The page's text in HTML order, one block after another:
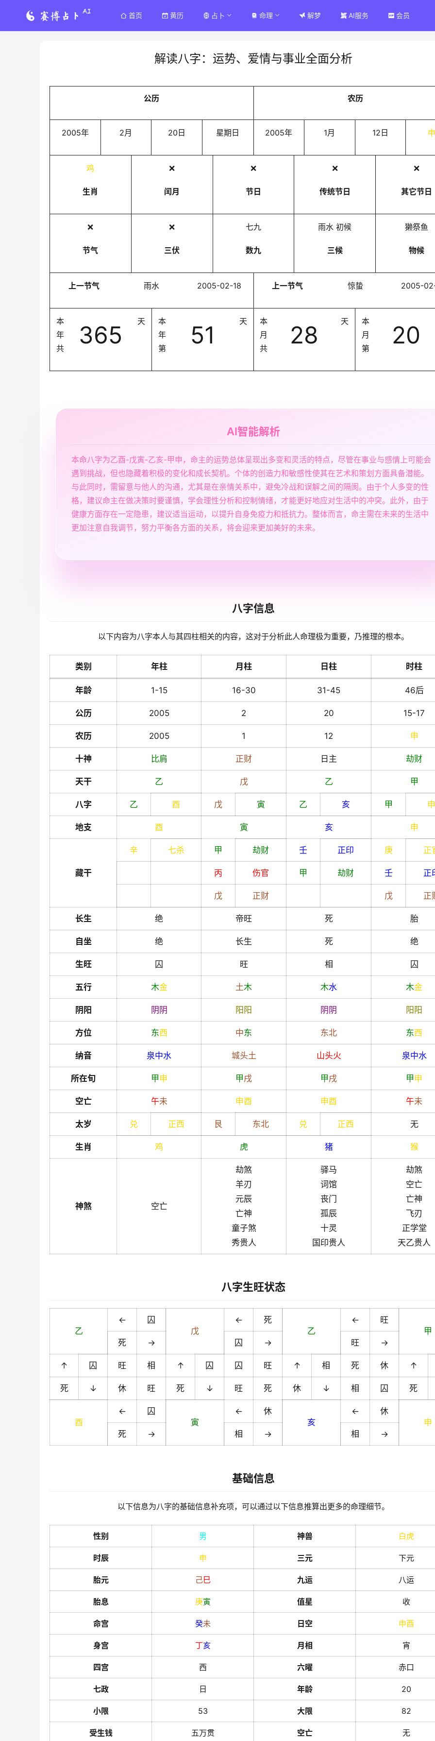
首页 黄历 占卜 命理 解梦 AI服务 会员
解读八字：运势、爱情与事业全面分析
公历
2005年 2月 20日 星期日
农历
2005年 1月 12日 申
鸡
生肖
❌
闰月
❌
节日
❌
传统节日
❌
其它节日
❌
节气
❌
三伏
七九
数九
雨水 初候
三候
獭祭鱼
物候
上一节气 雨水 2005-02-18 上一节气 惊蛰 2005-
本
年
共
365 天
本
年
第
51 天
本
月
共
28 天
本
月
第
20
AI智能解析
本命八字为乙酉-戊寅-乙亥-甲申，命主的运势总体呈现出多变和灵活的特点，尽管在事业与感情上可能会
遇到挑战，但也隐藏着积极的变化和成长契机。个体的创造力和敏感性使其在艺术和策划方面具备潜能。
与此同时，需留意与他人的沟通，尤其是在亲情关系中，避免冷战和误解之间的隔阂。由于个人多变的性
格，建议命主在做决策时要谨慎，学会理性分析和控制情绪，才能更好地应对生活中的冲突。此外，由于
健康方面存在一定隐患，建议适当运动，以提升自身免疫力和抵抗力。整体而言，命主需在未来的生活中
更加注意自我调节，努力平衡各方面的关系，将会迎来更加美好的未来。
八字信息
以下内容为八字本人与其四柱相关的内容，这对于分析此人命理极为重要，乃推理的根本。
类别 年柱 月柱 日柱 时柱
年龄 1-15 16-30 31-45 46后
公历 2005 2 20 15-17
农历 2005 1 12 申
十神 比肩 正财 日主 劫财
天干 乙 戊 乙 甲
八字 乙 酉 戊 寅 乙 亥 甲 申
地支 酉 寅 亥 申
藏干
辛 七杀 甲 劫财 壬 正印 庚 正
丙 伤官 甲 劫财 壬 正
戊 正财 戊 正
长生 绝 帝旺 死 胎
自坐 绝 长生 死 绝
生旺 囚 旺 相 囚
五行 木金 土木 木水 木金
阴阳 阴 阴 阳 阳 阴 阴 阳 阳
方位 东西 中东 东北 东西
纳音 泉中水 城头土 山头火 泉中水
所在旬 甲申 甲戌 甲戌 甲申
空亡 午未 申酉 申酉 午未
太岁 兑 正西 艮 东北 兑 正西 无
生肖 鸡 虎 猪 猴
神煞 空亡
劫煞
羊刃
元辰
亡神
童子煞
秀贵人
驿马
词馆
丧门
孤辰
十灵
国印贵人
劫煞
空亡
亡神
飞刃
正学堂
天乙贵人
八字生旺状态
乙
←
囚
戊
←
死
乙
←
旺
甲
死
→ 囚 → 旺 →
↑ 囚 旺 相 ↑ 囚 囚 旺 ↑ 相 死 休 ↑
死 ↓ 休 旺 死 ↓ 旺 死 休 ↓ 相 囚 死
酉
←
囚
寅
←
休
亥
←
休
申
死
→ 相 → 相 →
基础信息
以下信息为八字的基础信息补充项，可以通过以下信息推算出更多的命理细节。
性别 男 神兽 白虎
时辰 申 三元 下元
胎元 己巳 九运 八运
胎息 庚寅 值星 收
命宫 癸未 日空 申酉
身宫 丁亥 月相 宵
四宫 西 六曜 赤口
七政 日 年龄 20
小限 53 大限 82
受生钱 五万贯 空亡 无